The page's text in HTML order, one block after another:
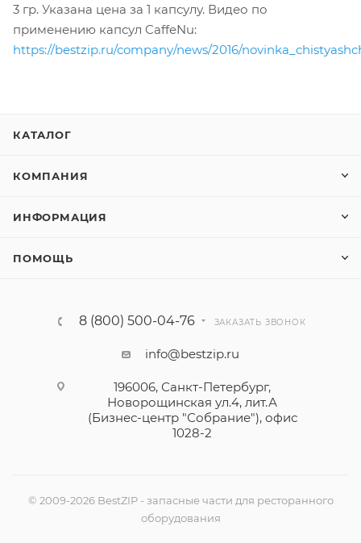
3 гр. Указана цена за 1 капсулу. Видео по
применению капсул CaffeNu:
https://bestzip.ru/company/news/2016/
КАТАЛОГ
КОМПАНИЯ
ИНФОРМАЦИЯ
ПОМОЩЬ
8 (800) 500-04-76 ЗАКАЗАТЬ ЗВОНОК
info@bestzip.ru
196006, Санкт-Петербург,
Новорощинская ул.4, лит.А
(Бизнес-центр "Собрание"), офис
1028-2
© 2009-2026 BestZIP - запасные части для ресторанного
оборудования